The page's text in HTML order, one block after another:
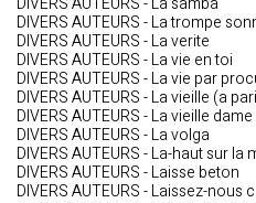
DIVERS AUTEURS - La trompe
DIVERS AUTEURS - La verite
DIVERS AUTEURS - La vie en toi
DIVERS AUTEURS - La vie par
DIVERS AUTEURS - La vieille (a
DIVERS AUTEURS - La vieille dame
DIVERS AUTEURS - La volga
DIVERS AUTEURS - La-haut sur
DIVERS AUTEURS - Laisse beton
DIVERS AUTEURS - Laissez-nous